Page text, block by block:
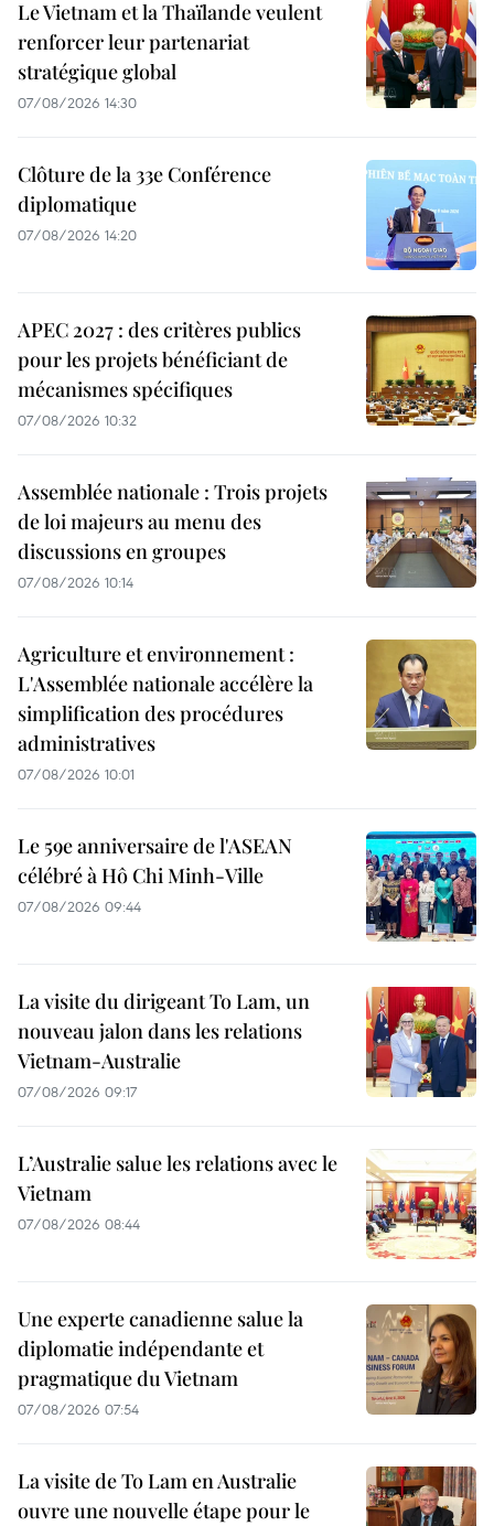
Le Vietnam et la Thaïlande veulent
renforcer leur partenariat
stratégique global
07/08/2026 14:30
Clôture de la 33e Conférence
diplomatique
07/08/2026 14:20
APEC 2027 : des critères publics
pour les projets bénéficiant de
mécanismes spécifiques
07/08/2026 10:32
Assemblée nationale : Trois projets
de loi majeurs au menu des
discussions en groupes
07/08/2026 10:14
Agriculture et environnement :
L'Assemblée nationale accélère la
simplification des procédures
administratives
07/08/2026 10:01
Le 59e anniversaire de l'ASEAN
célébré à Hô Chi Minh-Ville
07/08/2026 09:44
La visite du dirigeant To Lam, un
nouveau jalon dans les relations
Vietnam-Australie
07/08/2026 09:17
L’Australie salue les relations avec le
Vietnam
07/08/2026 08:44
Une experte canadienne salue la
diplomatie indépendante et
pragmatique du Vietnam
07/08/2026 07:54
La visite de To Lam en Australie
ouvre une nouvelle étape pour le